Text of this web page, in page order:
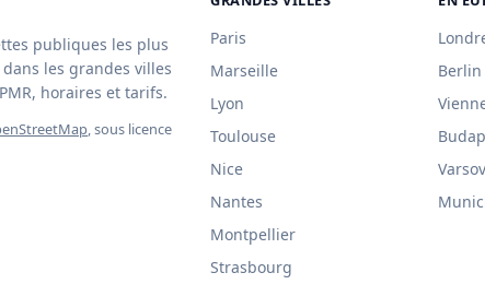
publiques les plus
les grandes villes
horaires et tarifs.
, sous licence
Paris
Marseille
Lyon
Toulouse
Nice
Nantes
Montpellier
Strasbourg
Berlin